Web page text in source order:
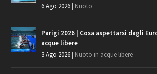
6 Ago 2026| Nuoto
Parigi 2026 | Cosa aspettarsi dagli
acque libere
3 Ago 2026| Nuoto in acque libere